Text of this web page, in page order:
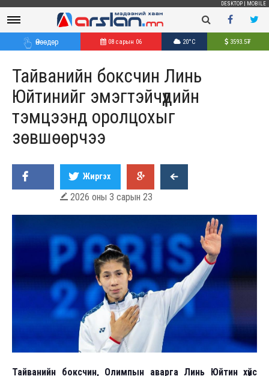
DESKTOP MOBILE
Өнөөдөр 08 сарын 06 20°C 3593.5₮
Тайванийн боксчин Линь
Юйтинийг эмэгтэйчүүдийн
тэмцээнд оролцохыг
зөвшөөрчээ
Жиргэх
 2026 оны 3 сарын 23
Тайванийн боксчин, Олимпын аварга Линь Юйтин хүйс